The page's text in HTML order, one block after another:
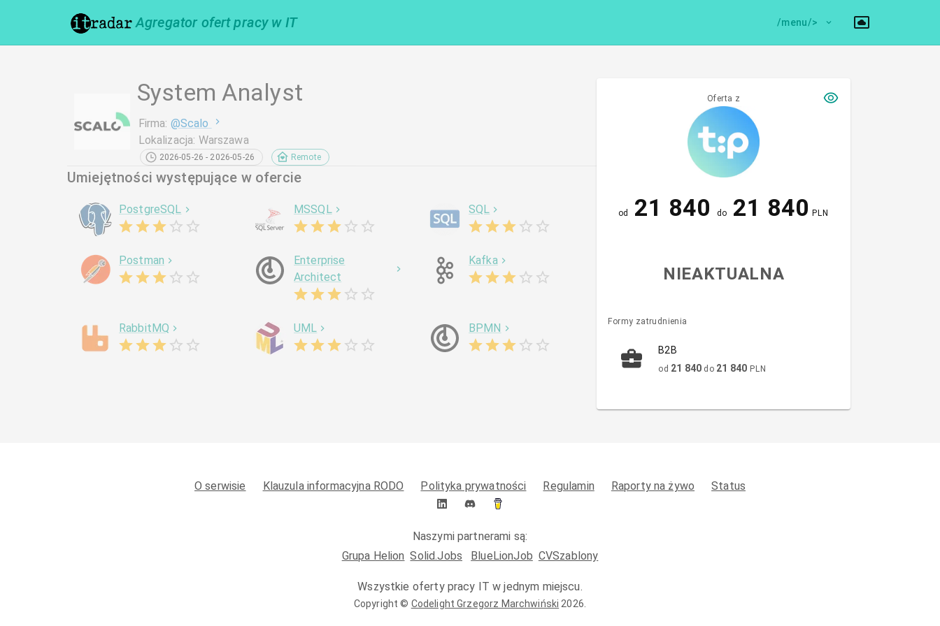
Agregator ofert pracy w IT /menu/>
System Analyst
Firma: @Scalo
Lokalizacja: Warszawa
2026-05-26 - 2026-05-26 Remote
Umiejętności występujące w ofercie
PostgreSQL MSSQL SQL
Postman
Enterprise
Architect
Kafka
RabbitMQ UML BPMN
Oferta z
od 21 840 do 21 840 PLN
NIEAKTUALNA
Formy zatrudnienia
B2B
od 21 840 do 21 840 PLN
O serwisie Klauzula informacyjna RODO Polityka prywatności Regulamin Raporty na żywo Status
Naszymi partnerami są:
Grupa Helion Solid.Jobs BlueLionJob CVSzablony
Wszystkie oferty pracy IT w jednym miejscu.
Copyright © Codelight Grzegorz Marchwiński 2026.